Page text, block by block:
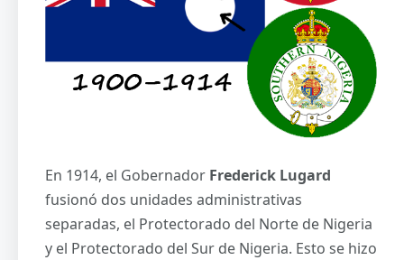
En 1914, el Gobernador Frederick Lugard
fusionó dos unidades administrativas
separadas, el Protectorado del Norte de Nigeria
y el Protectorado del Sur de Nigeria. Esto se hizo